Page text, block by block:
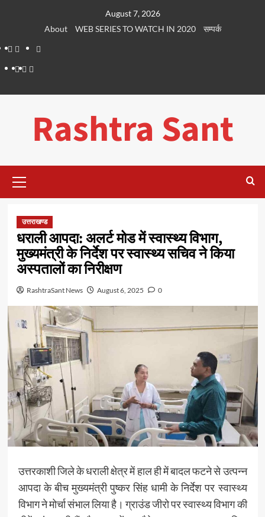
August 7, 2026
About
WEB SERIES TO WATCH IN 2020
सम्पर्क
About
WEB
SERIES
Dehradun
LifePlaces
सम्पर्क
Rashtra Sant
Menu
उत्तराखण्ड
धराली आपदा: अलर्ट मोड में स्वास्थ्य विभाग,
मुख्यमंत्री के निर्देश पर स्वास्थ्य सचिव ने किया
अस्पतालों का निरीक्षण
RashtraSant News August 6, 2025 0
उत्तरकाशी जिले के धराली क्षेत्र में हाल ही में बादल फटने से उत्पन्न
आपदा के बीच मुख्यमंत्री पुष्कर सिंह धामी के निर्देश पर स्वास्थ्य
विभाग ने मोर्चा संभाल लिया है। ग्राउंड जीरो पर स्वास्थ्य विभाग की